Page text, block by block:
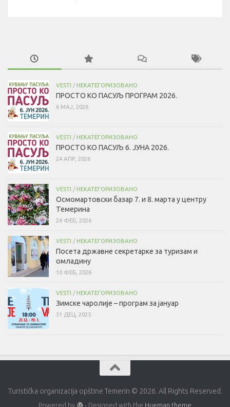
VESTI / НЕКАТЕГОРИЗОВАНО
ПРОСТО КО ПАСУЉ ПРОГРАМ 2026.
6 МАЈ, 2026
VESTI / НЕКАТЕГОРИЗОВАНО
ПРОСТО КО ПАСУЉ 6. ЈУНА 2026.
24 АПР, 2026
VESTI / НЕКАТЕГОРИЗОВАНО
Осмомартовски базар 7. и 8. марта у центру
Темерина
24 ФЕБ, 2026
VESTI / НЕКАТЕГОРИЗОВАНО
Посета државне секретарке за туризам и
омладину
10 ФЕБ, 2026
VESTI / НЕКАТЕГОРИЗОВАНО
Зимске чаролије – програм за јануар
31 ДЕЦ, 2025
Turistička organizacija opštine Temerin © 2026. All Rights Reserved.
Powered by - Designed with the Hueman theme